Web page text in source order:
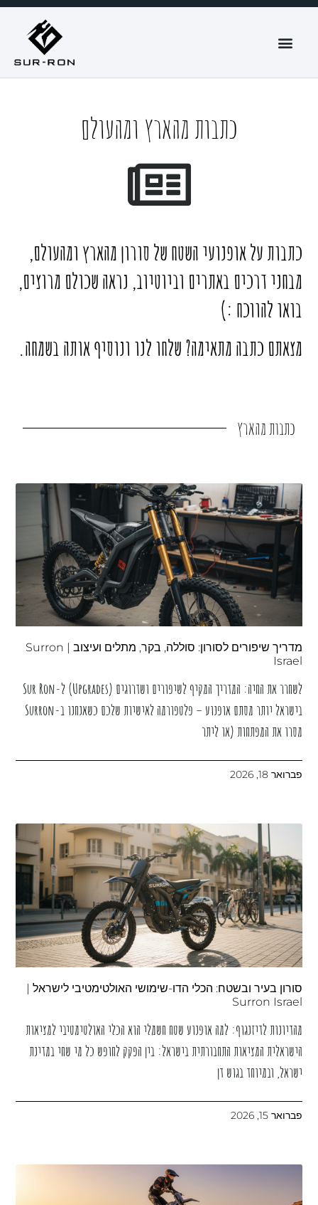
כתבות מהארץ ומהעולם
כתבות על אופנועי השטח של סורון מהארץ ומהעולם,
מבחני דרכים באתרים וביוטיוב, נראה שכולם מרוצים,
בואו להווכח :)
מצאתם כתבה מתאימה? שלחו לנו ונוסיף אותה בשמחה.
כתבותמהארץ
מדריך שיפורים לסורון: סוללה, בקר, מתלים ועיצוב | Surron
Israel
לשחרר את החיה: המדריך המקיף לשיפורים ושדרוגים (Upgrades) ל-Sur Ron
בישראל יותר מסתם אופנוע – פלטפורמה לאישיות שלכם כשאנחנו ב-Surron
מסרו את המפתחות (או ליתר
פברואר 18, 2026
סורון בעיר ובשטח: הכלי הדו-שימושי האולטימטיבי לישראל |
Surron Israel
מהדיונות לדיזנגוף: למה אופנוע שטח חשמלי הוא הכלי האולטימטיבי למציאות
הישראלית המציאות התחבורתית בישראל: בין הפקק לחופש כל מי שחי במדינת
ישראל, ובמיוחד בגוש דן
פברואר 15, 2026